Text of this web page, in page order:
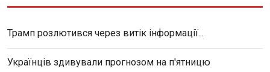
Трамп розлютився через витік інформації...
Українців здивували прогнозом на п'ятницю